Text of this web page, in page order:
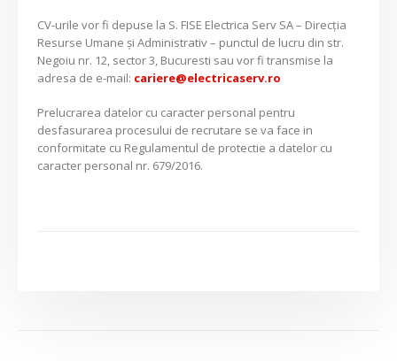
CV-urile vor fi depuse la S. FISE Electrica Serv SA – Direcția
Resurse Umane și Administrativ – punctul de lucru din str.
Negoiu nr. 12, sector 3, Bucuresti sau vor fi transmise la
adresa de e-mail: cariere@electricaserv.ro
Prelucrarea datelor cu caracter personal pentru
desfasurarea procesului de recrutare se va face in
conformitate cu Regulamentul de protectie a datelor cu
caracter personal nr. 679/2016.